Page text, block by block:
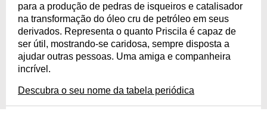
para a produção de pedras de isqueiros e catalisador
na transformação do óleo cru de petróleo em seus
derivados. Representa o quanto Priscila é capaz de
ser útil, mostrando-se caridosa, sempre disposta a
ajudar outras pessoas. Uma amiga e companheira
incrível.
Descubra o seu nome da tabela periódica